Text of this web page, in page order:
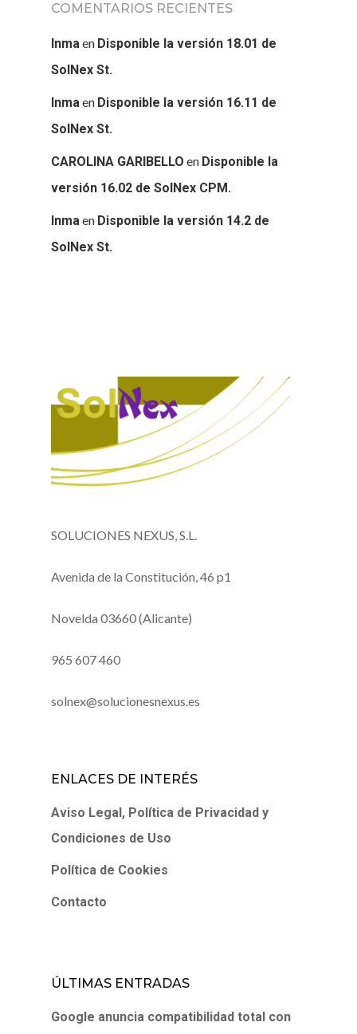
COMENTARIOS RECIENTES
Inmaen Disponible la versión 18.01 de
SolNex St.
Inmaen Disponible la versión 16.11 de
SolNex St.
CAROLINA GARIBELLO en Disponible la
versión 16.02 de SolNex CPM.
Inmaen Disponible la versión 14.2 de
SolNex St.
SOLUCIONES NEXUS, S.L.
Avenida de la Constitución, 46 p1
Novelda 03660 (Alicante)
965 607 460
solnex@solucionesnexus.es
ENLACES DE INTERÉS
Aviso Legal, Política de Privacidad y
Condiciones de Uso
Política de Cookies
Contacto
ÚLTIMAS ENTRADAS
Google anuncia compatibilidad total con